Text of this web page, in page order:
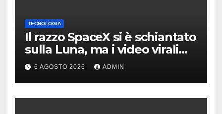
TECNOLOGIA
Il razzo SpaceX si è schiantato
sulla Luna, ma i video virali
erano quasi tutti falsi
6 AGOSTO 2026 ADMIN